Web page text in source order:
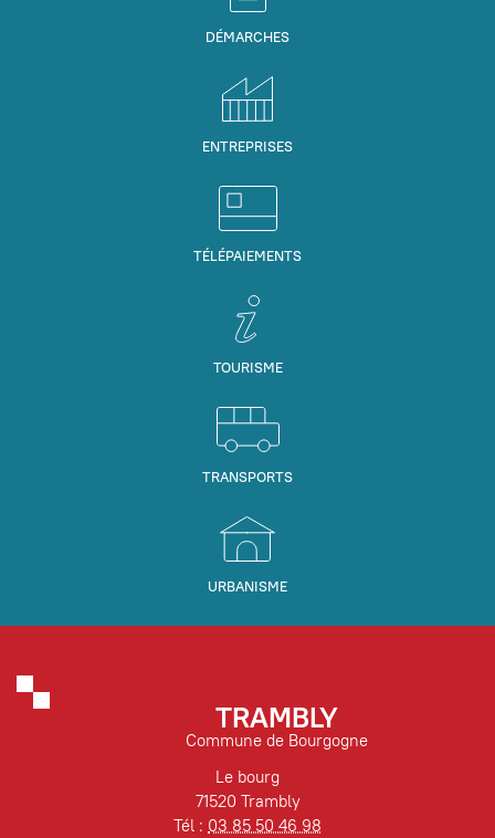
DÉMARCHES
ENTREPRISES
TÉLÉPAIEMENTS
TOURISME
TRANSPORTS
URBANISME
TRAMBLY
Commune de Bourgogne
Le bourg
71520 Trambly
Tél : 03 85 50 46 98